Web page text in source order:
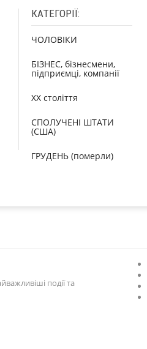
КАТЕГОРІЇ:
ЧОЛОВІКИ
БІЗНЕС, бізнесмени,
підприємці, компанії
XX століття
СПОЛУЧЕНІ ШТАТИ
(США)
ГРУДЕНЬ (померли)
події та